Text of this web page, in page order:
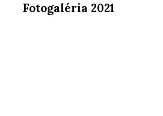
Fotogaléria 2021